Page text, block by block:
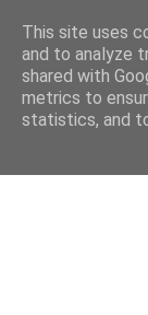
This site uses
and to analyze
shared with
metrics to
statistics, and